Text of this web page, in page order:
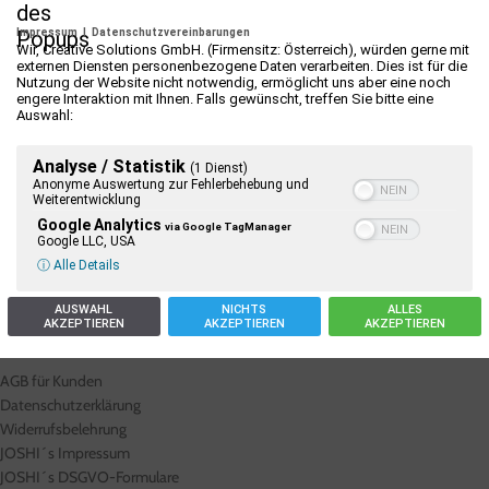
Mandel & Cremehonig Haselnuss & Cremehonig
Haselnuss & Honig
€ 9,00
NÜTZLICHE LINKS
AGB für Kunden
Datenschutzerklärung
Widerrufsbelehrung
JOSHI´s Impressum
JOSHI´s DSGVO-Formulare
Impressum Datenschutzvereinbarungen
Wir, Creative Solutions GmbH. (Firmensitz: Österreich), würden gerne mit
externen Diensten personenbezogene Daten verarbeiten. Dies ist für die
Nutzung der Website nicht notwendig, ermöglicht uns aber eine noch
engere Interaktion mit Ihnen. Falls gewünscht, treffen Sie bitte eine
Auswahl:
Analyse / Statistik (1 Dienst)
Anonyme Auswertung zur Fehlerbehebung und
Weiterentwicklung
Google Analytics via Google TagManager
Google LLC, USA
ⓘ Alle Details
AUSWAHL
AKZEPTIEREN
NICHTS
AKZEPTIEREN
ALLES
AKZEPTIEREN